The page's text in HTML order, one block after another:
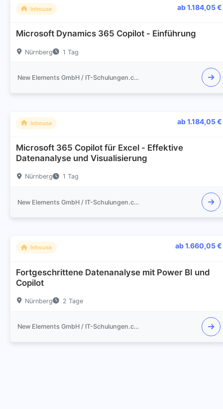
Inhouse ab 1.184,05 €
Microsoft Dynamics 365 Copilot - Einführung
Nürnberg 1 Tag
New Elements GmbH / IT-Schulungen.com
Inhouse ab 1.184,05 €
Microsoft 365 Copilot für Excel - Effektive
Datenanalyse und Visualisierung
Nürnberg 1 Tag
New Elements GmbH / IT-Schulungen.com
Inhouse ab 1.660,05 €
Fortgeschrittene Datenanalyse mit Power BI und
Copilot
Nürnberg 2 Tage
New Elements GmbH / IT-Schulungen.com